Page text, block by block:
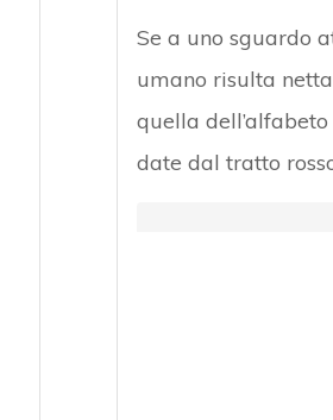
Se a uno sguardo
umano risulta
quella
date dal tratto